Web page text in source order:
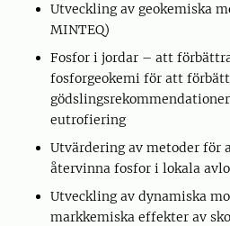
Utveckling av geokemiska
MINTEQ)
Fosfor i jordar – att
fosforgeokemi för att
eutrofiering
Utvärdering av metoder för
återvinna fosfor i lokala
Utveckling av dynamiska
markkemiska effekter av